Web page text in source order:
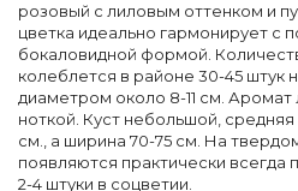
розовый с лиловым оттенком и
цветка идеально гармонирует с
бокаловидной формой.
колеблется в районе 30-45 штук
диаметром около 8-11 см. Аромат
ноткой. Куст небольшой,
см., а ширина 70-75 см. На
появляются практически всегда
2-4 штуки в соцветии.